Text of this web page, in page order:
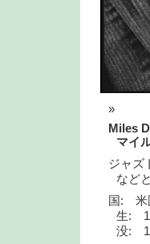
Miles
マイ
ジャズ
など
国: 米
生:
没: